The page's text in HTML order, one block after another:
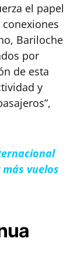
el papel
Bariloche
por
de esta
y
vuelos